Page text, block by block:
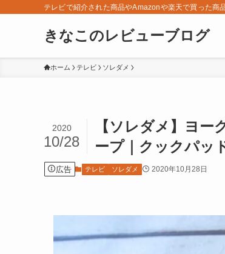
テレビで紹介された商品やAmazonや楽天で買った商
きなこのレビューブログ
ホーム テレビ ソレダメ
【ソレダメ】ヨ
ープ｜クックパッ
2020
10/28
広告 テレビ ソレダメ 2020年10月28日